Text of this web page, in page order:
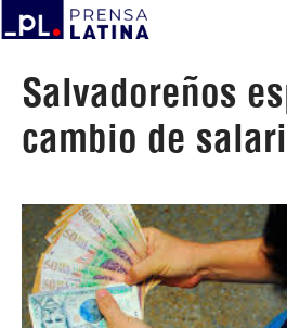
Salvadoreños
cambio de